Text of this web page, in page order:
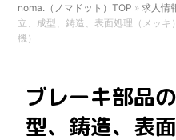
noma.（ノマドット）TOP »求人情
⽴、成型、鋳造、表⾯処理（メッ
機）
ブレーキ部品
型、鋳造、表